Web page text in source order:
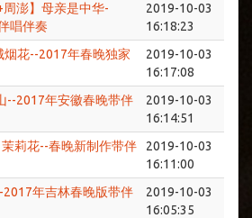
周澎】母亲是中华-
唱伴奏
2019-10-03
16:18:23
烟花--2017年春晚独家
2019-10-03
16:17:08
--2017年安徽春晚带伴
2019-10-03
16:14:51
茉莉花--春晚新制作带伴
2019-10-03
16:11:00
2017年吉林春晚版带伴
2019-10-03
16:05:35